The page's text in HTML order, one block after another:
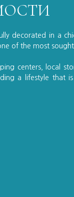
decorated in a
of the most
centers, local
a lifestyle that